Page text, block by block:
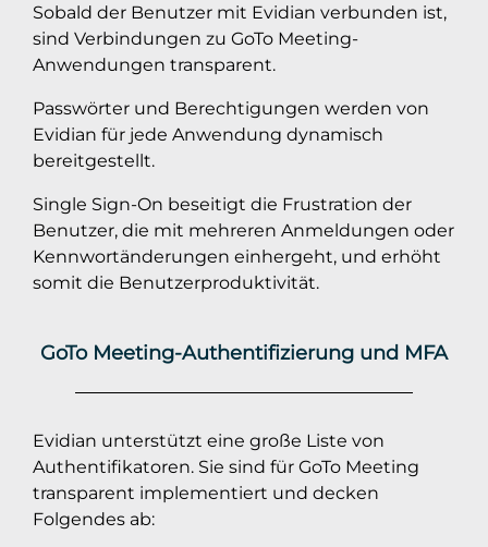
Sobald der Benutzer mit Evidian verbunden ist,
sind Verbindungen zu GoTo Meeting-
Anwendungen transparent.
Passwörter und Berechtigungen werden von
Evidian für jede Anwendung dynamisch
bereitgestellt.
Single Sign-On beseitigt die Frustration der
Benutzer, die mit mehreren Anmeldungen oder
Kennwortänderungen einhergeht, und erhöht
somit die Benutzerproduktivität.
GoTo Meeting-Authentifizierung und MFA
Evidian unterstützt eine große Liste von
Authentifikatoren. Sie sind für GoTo Meeting
transparent implementiert und decken
Folgendes ab: